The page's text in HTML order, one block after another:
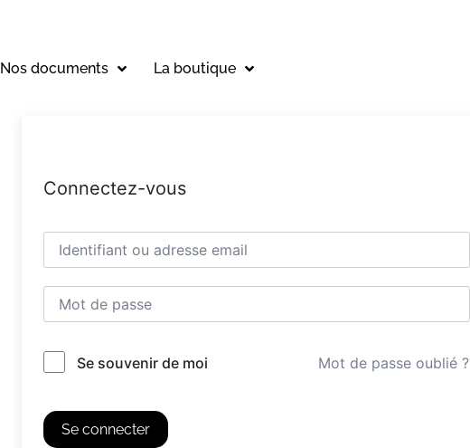
Nos documents
La boutique
Connectez-vous
Se souvenir de moi Mot de passe oublié ?
Se connecter